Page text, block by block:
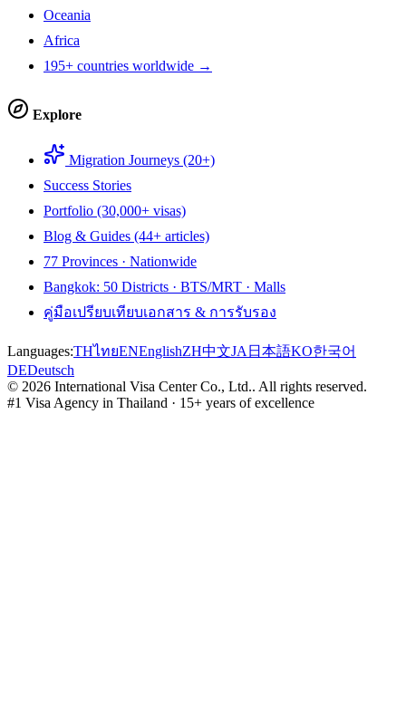
Oceania
Africa
195+ countries worldwide →
Explore
Migration Journeys (20+)
Success Stories
Portfolio (30,000+ visas)
Blog & Guides (44+ articles)
77 Provinces · Nationwide
Bangkok: 50 Districts · BTS/MRT · Malls
คู่มือเปรียบเทียบเอกสาร & การรับรอง
Languages:THไทยENEnglishZH中文JA 日本語KO한국어
DEDeutsch
© 2026 International Visa Center Co., Ltd.. All rights reserved.
#1 Visa Agency in Thailand · 15+ years of excellence